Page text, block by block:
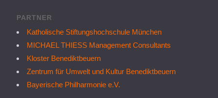
PARTNER
Katholische Stiftungshochschule München
MICHAEL THIESS Management Consultants
Kloster Benediktbeuern
Zentrum für Umwelt und Kultur Benediktbeuern
Bayerische Philharmonie e.V.